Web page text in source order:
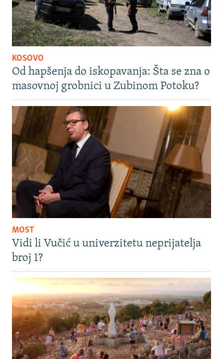
KOSOVO
Od hapšenja do iskopavanja: Šta se zna o
masovnoj grobnici u Zubinom Potoku?
MOST
Vidi li Vučić u univerzitetu neprijatelja
broj 1?